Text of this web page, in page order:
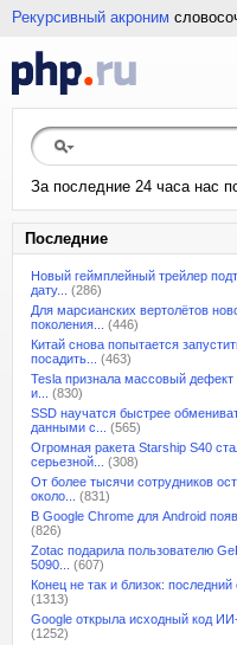
Рекурсивный акроним
За последние 24 часа нас
Последние
Новый геймплейный трейлер
дату...
(286)
Для марсианских вертолётов
поколения...
(446)
Китай снова попытается
посадить...
(463)
Tesla признала массовый
и...
(830)
SSD научатся быстрее
данными с...
(565)
Огромная ракета Starship S40
серьезной...
(308)
От более тысячи сотрудников
около...
(831)
В Google Chrome для Android
(826)
Zotac подарила пользователю
5090...
(607)
Конец не так и близок: последний
(1313)
Google открыла исходный код
(1252)